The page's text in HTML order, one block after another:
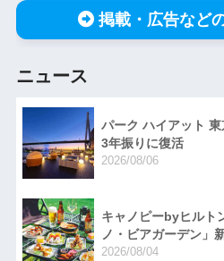
掲載・広告など
ニュース
パーク ハイアット 東
3年振りに復活
2026/08/06
キャノピーbyヒルト
ノ・ビアガーデン」
2026/08/04